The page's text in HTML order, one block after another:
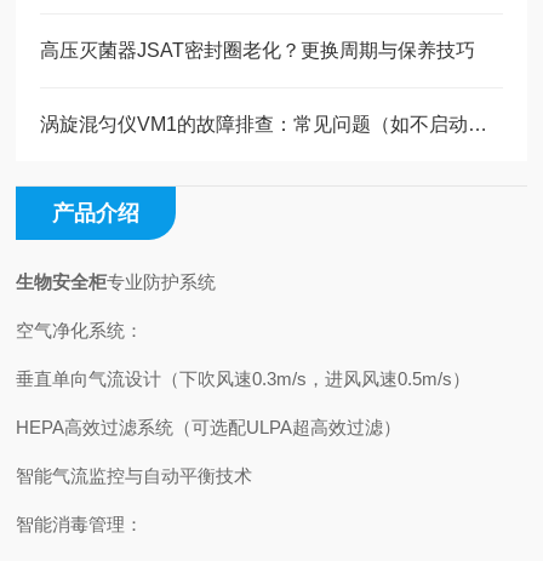
高压灭菌器JSAT密封圈老化？更换周期与保养技巧
涡旋混匀仪VM1的故障排查：常见问题（如不启动、异响）的解决方法
产品介绍
生物安全柜专业防护系统
空气净化系统：
垂直单向气流设计（下吹风速0.3m/s，进风风速0.5m/s）
HEPA高效过滤系统（可选配ULPA超高效过滤）
智能气流监控与自动平衡技术
智能消毒管理：